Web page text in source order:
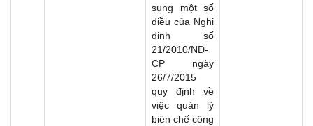
sung một số
điều của Nghị
định số
21/2010/NĐ-
CP ngày
26/7/2015
quy định về
việc quản lý
biên chế công